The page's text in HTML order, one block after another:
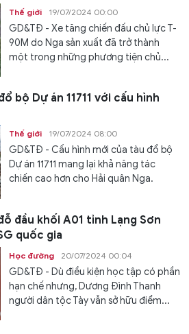
Thế giới 19/07/2024 00:00
GD&TĐ - Xe tăng chiến đấu chủ lực T-
90M do Nga sản xuất đã trở thành
một trong những phương tiện chủ...
bộ Dự án 11711 với cấu hình
Thế giới 19/07/2024 08:00
GD&TĐ - Cấu hình mới của tàu đổ bộ
Dự án 11711 mang lại khả năng tác
chiến cao hơn cho Hải quân Nga.
đầu khối A01 tỉnh Lạng Sơn
quốc gia
Học đường 20/07/2024 00:04
GD&TĐ - Dù điều kiện học tập có phần
hạn chế nhưng, Dương Đình Thanh
người dân tộc Tày vẫn sở hữu điểm...